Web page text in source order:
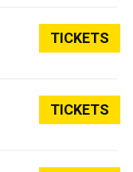
TICKETS
TICKETS